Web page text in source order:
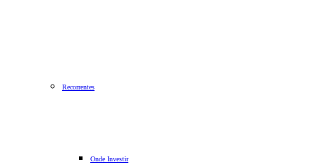
Recorrentes
Onde Investir